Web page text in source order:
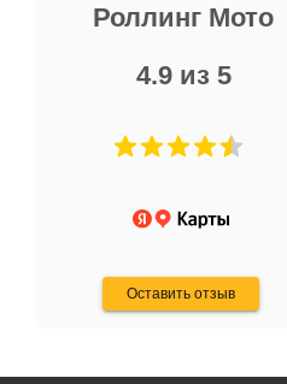
Роллинг Мото
4.9 из 5
Оставить отзыв
Не понравились условия
и дают только на год)